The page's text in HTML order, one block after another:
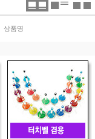
상품명